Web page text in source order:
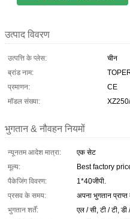
उत्पाद विवरण
उत्पत्ति के प्लेस:
चीन
ब्रांड नाम:
प्रमाणन:
CE
मॉडल संख्या:
भुगतान & नौवहन नियमों
न्यूनतम आदेश मात्रा:
एक सेट
मूल्य:
Best factory
पैकेजिंग विवरण:
1*40जीपी.
प्रसव के समय:
अपना भुगतान
भुगतान शर्तें:
एल / सी, टी / टी, डी